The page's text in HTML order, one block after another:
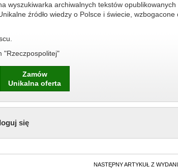
wyszukiwarka archiwalnych tekstów opublikowanych
źródło wiedzy o Polsce i świecie, wzbogacone
"Rzeczpospolitej"
Zamów
Unikalna oferta
się
NASTĘPNY ARTYKUŁ Z